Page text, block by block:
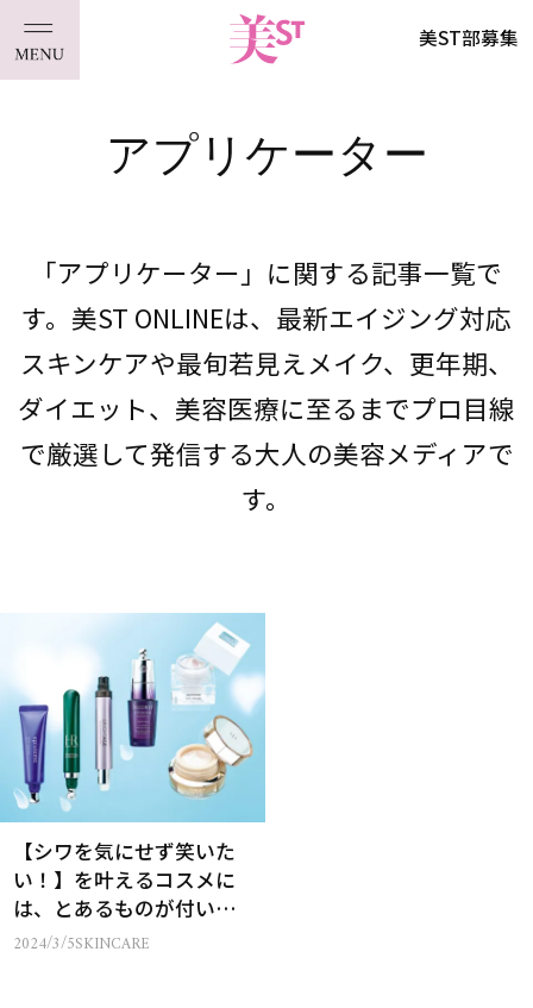
美ST部募集
アプリケーター
「アプリケーター」に関する記事一覧で
す。美ST ONLINEは、最新エイジング対応
スキンケアや最旬若見えメイク、更年期、
ダイエット、美容医療に至るまでプロ目線
で厳選して発信する大人の美容メディアで
す。
【シワを気にせず笑いた
い！】を叶えるコスメに
は、とあるものが付いて
いた
2024/3/5SKINCARE